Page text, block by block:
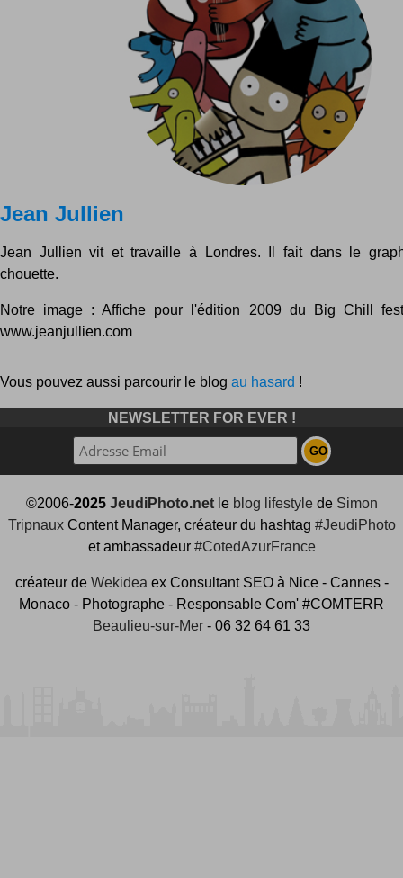
Jean Jullien
Jean Jullien vit et travaille à Londres. Il fait dans le
chouette.
Notre image : Affiche pour l'édition 2009 du Big Chill
www.jeanjullien.com
Vous pouvez aussi parcourir le blog au hasard !
NEWSLETTER FOR EVER !
©2006-2025 JeudiPhoto.netle blog lifestylede Simon
TripnauxContent Manager, créateur du hashtag #JeudiPhoto
et ambassadeur #CotedAzurFrance
créateur de Wekidea ex Consultant SEO à Nice - Cannes -
Monaco - Photographe - Responsable Com' #COMTERR
Beaulieu-sur-Mer - 06 32 64 61 33